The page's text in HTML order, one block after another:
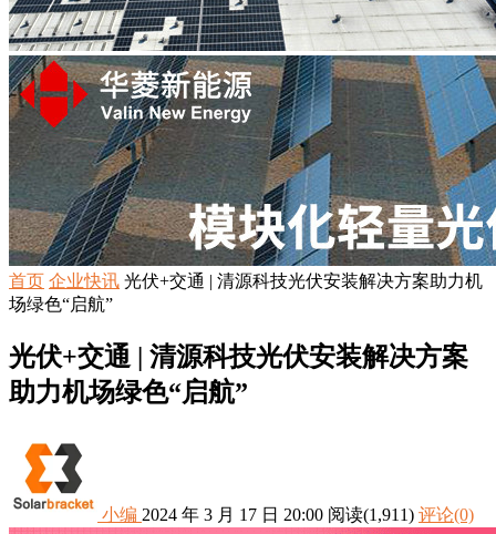
首页 企业快讯 光伏+交通 | 清源科技光伏安装解决方案助力机
场绿色“启航”
光伏+交通 | 清源科技光伏安装解决方案
助力机场绿色“启航”
小编 2024 年 3 月 17 日 20:00 阅读(1,911) 评论(0)